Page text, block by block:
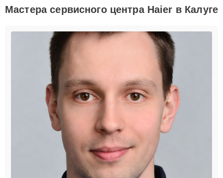
Мастера сервисного центра Haier в Калуге